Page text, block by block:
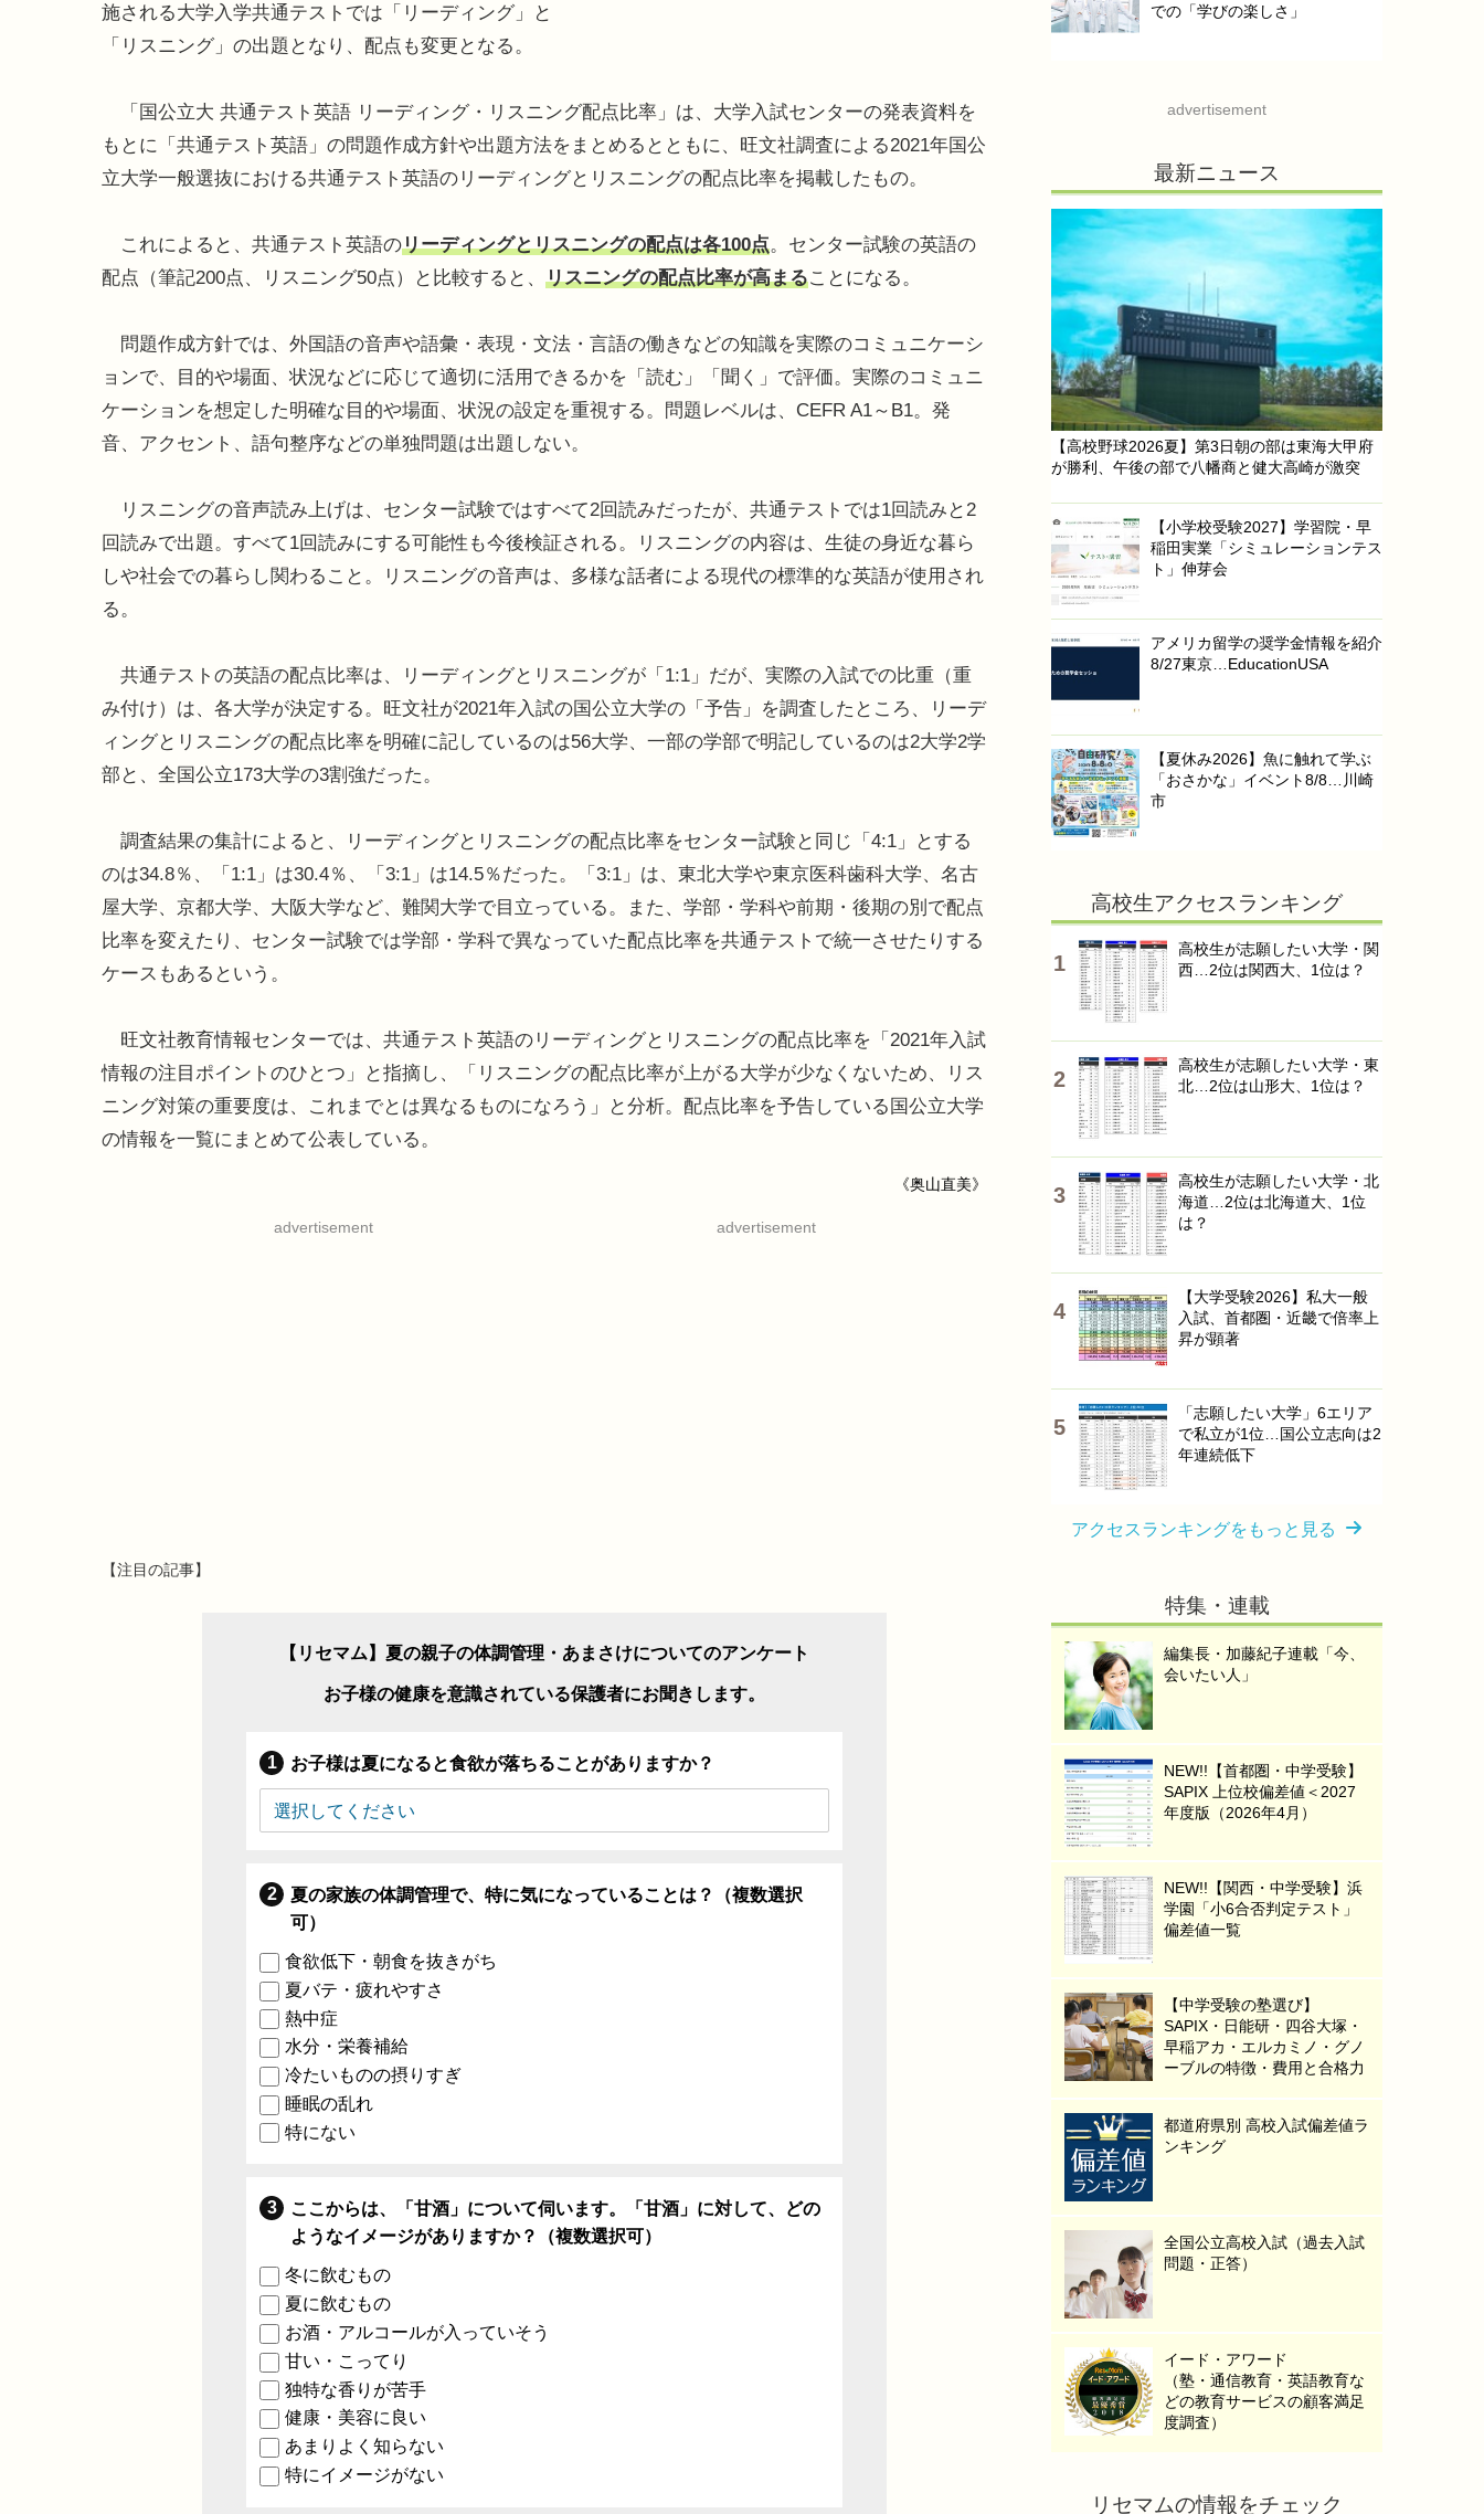
施される大学入学共通テストでは「リーディング」と
「リスニング」の出題となり、配点も変更となる。
「国公立大 共通テスト英語 リーディング・リスニング配点比率」は、大学入試センターの発表資料を
もとに「共通テスト英語」の問題作成方針や出題方法をまとめるとともに、旺文社調査による2021年国公
立大学一般選抜における共通テスト英語のリーディングとリスニングの配点比率を掲載したもの。
これによると、共通テスト英語のリーディングとリスニングの配点は各100点。センター試験の英語の
配点（筆記200点、リスニング50点）と比較すると、 リスニングの配点比率が高まることになる。
問題作成方針では、外国語の音声や語彙・表現・文法・言語の働きなどの知識を実際のコミュニケーシ
ョンで、目的や場面、状況などに応じて適切に活用できるかを「読む」「聞く」で評価。実際のコミュニ
ケーションを想定した明確な目的や場面、状況の設定を重視する。問題レベルは、CEFR A1～B1。発
音、アクセント、語句整序などの単独問題は出題しない。
リスニングの音声読み上げは、センター試験ではすべて2回読みだったが、共通テストでは1回読みと2
回読みで出題。すべて1回読みにする可能性も今後検証される。リスニングの内容は、生徒の身近な暮ら
しや社会での暮らし関わること。リスニングの音声は、多様な話者による現代の標準的な英語が使用され
る。
共通テストの英語の配点比率は、リーディングとリスニングが「1:1」だが、実際の入試での比重（重
み付け）は、各大学が決定する。旺文社が2021年入試の国公立大学の「予告」を調査したところ、リーデ
ィングとリスニングの配点比率を明確に記しているのは56大学、一部の学部で明記しているのは2大学2学
部と、全国公立173大学の3割強だった。
調査結果の集計によると、リーディングとリスニングの配点比率をセンター試験と同じ「4:1」とする
のは34.8％、「1:1」は30.4％、「3:1」は14.5％だった。「3:1」は、東北大学や東京医科歯科大学、名古
屋大学、京都大学、大阪大学など、難関大学で目立っている。また、学部・学科や前期・後期の別で配点
比率を変えたり、センター試験では学部・学科で異なっていた配点比率を共通テストで統一させたりする
ケースもあるという。
旺文社教育情報センターでは、共通テスト英語のリーディングとリスニングの配点比率を「2021年入試
情報の注目ポイントのひとつ」と指摘し、「リスニングの配点比率が上がる大学が少なくないため、リス
ニング対策の重要度は、これまでとは異なるものになろう」と分析。配点比率を予告している国公立大学
の情報を一覧にまとめて公表している。
《奥山直美》
advertisement advertisement
【注目の記事】
【リセマム】夏の親子の体調管理・あまさけについてのアンケート
お子様の健康を意識されている保護者にお聞きします。
お子様は夏になると食欲が落ちることがありますか？
夏の家族の体調管理で、特に気になっていることは？（複数選択
可）
食欲低下・朝食を抜きがち
夏バテ・疲れやすさ
熱中症
水分・栄養補給
冷たいものの摂りすぎ
睡眠の乱れ
特にない
ここからは、「甘酒」について伺います。「甘酒」に対して、どの
ようなイメージがありますか？（複数選択可）
冬に飲むもの
夏に飲むもの
お酒・アルコールが入っていそう
甘い・こってり
独特な香りが苦手
健康・美容に良い
あまりよく知らない
特にイメージがない
での「学びの楽しさ」
advertisement
最新ニュース
【高校野球2026夏】第3日朝の部は東海大甲府
が勝利、午後の部で八幡商と健大高崎が激突
【小学校受験2027】学習院・早
稲田実業「シミュレーションテス
ト」伸芽会
アメリカ留学の奨学金情報を紹介
8/27東京…EducationUSA
【夏休み2026】魚に触れて学ぶ
「おさかな」イベント8/8…川崎
市
高校生アクセスランキング
高校生が志願したい大学・関
西…2位は関西大、1位は？
高校生が志願したい大学・東
北…2位は山形大、1位は？
高校生が志願したい大学・北
海道…2位は北海道大、1位
は？
【大学受験2026】私大一般
入試、首都圏・近畿で倍率上
昇が顕著
「志願したい大学」6エリア
で私立が1位…国公立志向は2
年連続低下
アクセスランキングをもっと見る
特集・連載
編集長・加藤紀子連載「今、
会いたい人」
NEW!!【首都圏・中学受験】
SAPIX 上位校偏差値＜2027
年度版（2026年4月）
NEW!!【関西・中学受験】浜
学園「小6合否判定テスト」
偏差値一覧
【中学受験の塾選び】
SAPIX・日能研・四谷大塚・
早稲アカ・エルカミノ・グノ
ーブルの特徴・費用と合格力
都道府県別 高校入試偏差値ラ
ンキング
全国公立高校入試（過去入試
問題・正答）
イード・アワード
（塾・通信教育・英語教育な
どの教育サービスの顧客満足
度調査）
リセマムの情報をチェック